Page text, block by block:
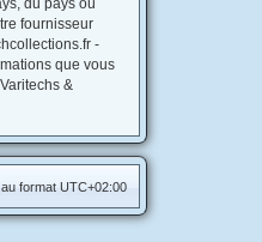
du pays où
fournisseur
-
que vous
&
format UTC+02:00